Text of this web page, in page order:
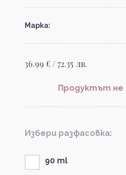
Марка:
36.99 € / 72.35 лв.
Продуктът не
Избери разфасовка:
90 ml